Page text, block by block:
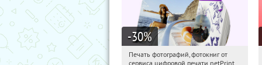
-30%
10:36:12 Получили:
Печать фотографий, фотокниг от
сервиса цифровой печати netPrint